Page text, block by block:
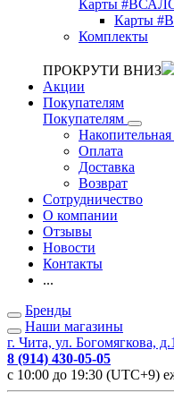
Карты
Карты
Комплекты
ПРОКРУТИ ВНИЗ
Акции
Покупателям
Покупателям
Накопительная
Оплата
Доставка
Возврат
Сотрудничество
О компании
Отзывы
Новости
Контакты
...
Бренды
Наши магазины
г. Чита, ул. Богомягкова,
8 (914) 430-05-05
с 10:00 до 19:30 (UTC+9)